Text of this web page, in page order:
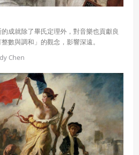
成就除了畢氏定理外，對音樂也貢獻良
數與調和」的觀念，影響深遠。
Chen